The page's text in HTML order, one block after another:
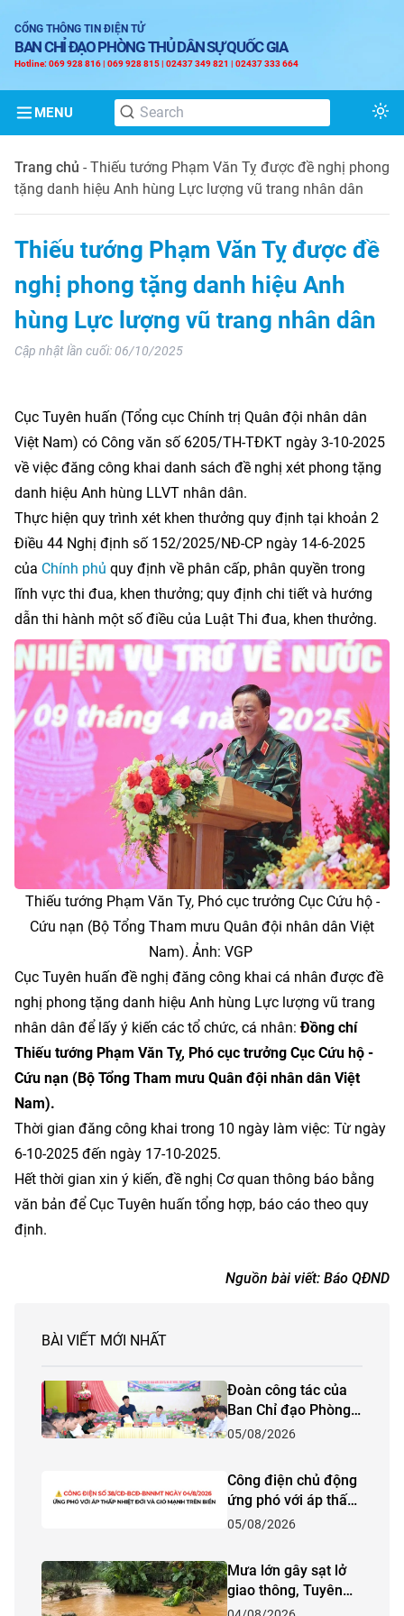
CỔNG THÔNG TIN ĐIỆN TỬ
BAN CHỈ ĐẠO PHÒNG THỦ DÂN SỰ QUỐC GIA
Hotline: 069 928 816 | 069 928 815 | 02437 349 821 | 02437 333 664
MENU
Trang chủ - Thiếu tướng Phạm Văn Tỵ được đề nghị phong
tặng danh hiệu Anh hùng Lực lượng vũ trang nhân dân
Thiếu tướng Phạm Văn Tỵ được đề
nghị phong tặng danh hiệu Anh
hùng Lực lượng vũ trang nhân dân
Cập nhật lần cuối: 06/10/2025
Cục Tuyên huấn (Tổng cục Chính trị Quân đội nhân dân
Việt Nam) có Công văn số 6205/TH-TĐKT ngày 3-10-2025
về việc đăng công khai danh sách đề nghị xét phong tặng
danh hiệu Anh hùng LLVT nhân dân.
Thực hiện quy trình xét khen thưởng quy định tại khoản 2
Điều 44 Nghị định số 152/2025/NĐ-CP ngày 14-6-2025
của Chính phủ quy định về phân cấp, phân quyền trong
lĩnh vực thi đua, khen thưởng; quy định chi tiết và hướng
dẫn thi hành một số điều của Luật Thi đua, khen thưởng.
Thiếu tướng Phạm Văn Tỵ, Phó cục trưởng Cục Cứu hộ -
Cứu nạn (Bộ Tổng Tham mưu Quân đội nhân dân Việt
Nam). Ảnh: VGP
Cục Tuyên huấn đề nghị đăng công khai cá nhân được đề
nghị phong tặng danh hiệu Anh hùng Lực lượng vũ trang
nhân dân để lấy ý kiến các tổ chức, cá nhân:Đồng chí
Thiếu tướng Phạm Văn Tỵ, Phó cục trưởng Cục Cứu hộ -
Cứu nạn (Bộ Tổng Tham mưu Quân đội nhân dân Việt
Nam).
Thời gian đăng công khai trong 10 ngày làm việc: Từ ngày
6-10-2025 đến ngày 17-10-2025.
Hết thời gian xin ý kiến, đề nghị Cơ quan thông báo bằng
văn bản để Cục Tuyên huấn tổng hợp, báo cáo theo quy
định.
Nguồn bài viết: Báo QĐND
BÀI VIẾT MỚI NHẤT
Đoàn công tác của
Ban Chỉ đạo Phòng
thủ dân sự quốc gia
phòng, chống thiên
tai và tìm kiếm cứu
nạn năm 2026 tại
tỉnh Lào Cai
05/08/2026
Công điện chủ động
ứng phó với áp thấp
nhiệt đới và gió
05/08/2026
Mưa lớn gây sạt lở
giao thông, Tuyên
Quang khẩn trương